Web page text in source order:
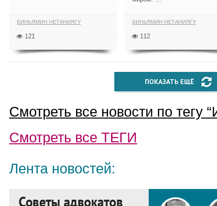
БИНЬЯМИН НЕТАНИЯГУ
121
БИНЬЯМИН НЕТАНИЯГУ
112
ПОКАЗАТЬ ЕЩЁ
Смотреть все новости по тегу “
Смотреть все ТЕГИ
Лента новостей: